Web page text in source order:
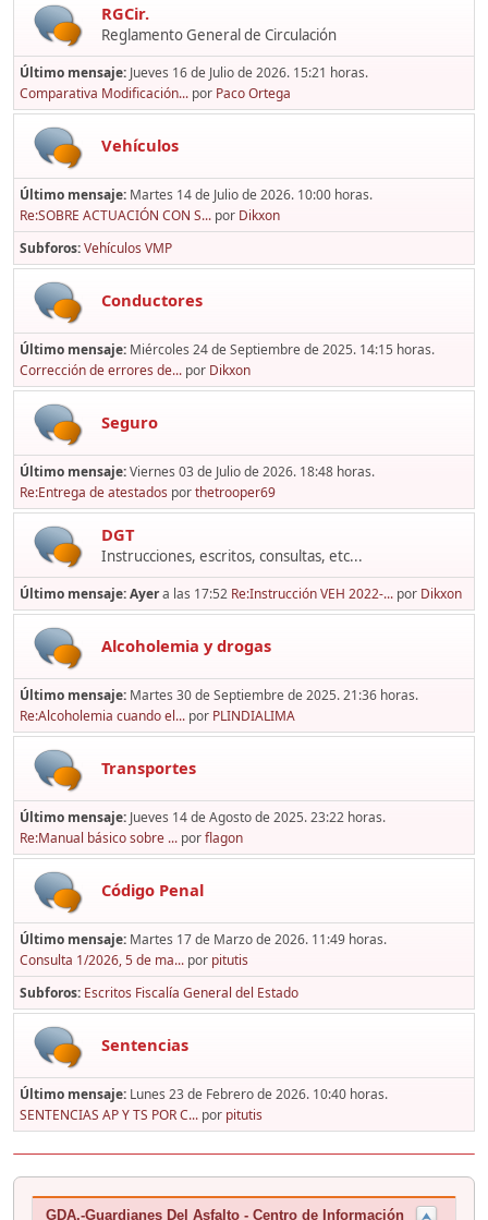
RGCir.
Reglamento General de Circulación
Último mensaje: Jueves 16 de Julio de 2026. 15:21 horas.
Comparativa Modificación... por Paco Ortega
Vehículos
Último mensaje: Martes 14 de Julio de 2026. 10:00 horas.
Re:SOBRE ACTUACIÓN CON S... por Dikxon
Subforos Vehículos VMP
Conductores
Último mensaje: Miércoles 24 de Septiembre de 2025. 14:15 horas.
Corrección de errores de... por Dikxon
Seguro
Último mensaje:Viernes 03 de Julio de 2026. 18:48 horas.
Re:Entrega de atestados porthetrooper69
DGT
Instrucciones, escritos, consultas, etc...
Último mensaje:Ayera las 17:52 Re:Instrucción VEH 2022-... por Dikxon
Alcoholemia y drogas
Último mensaje: Martes 30 de Septiembre de 2025. 21:36 horas.
Re:Alcoholemia cuando el... por PLINDIALIMA
Transportes
Último mensaje: Jueves 14 de Agosto de 2025. 23:22 horas.
Re:Manual básico sobre ... porflagon
Código Penal
Último mensaje: Martes 17 de Marzo de 2026. 11:49 horas.
Consulta 1/2026, 5 de ma... por pitutis
Subforos Escritos Fiscalía General del Estado
Sentencias
Último mensaje: Lunes 23 de Febrero de 2026. 10:40 horas.
SENTENCIAS AP Y TS POR C... por pitutis
GDA.-Guardianes Del Asfalto - Centro de Información